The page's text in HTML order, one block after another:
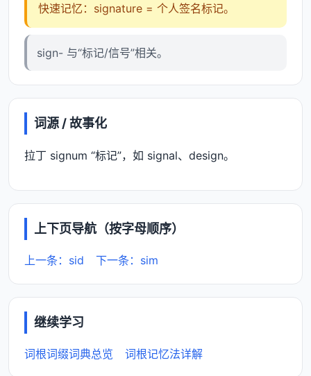
快速记忆：signature = 个人签名标记。
sign- 与“标记/信号”相关。
词源 / 故事化
拉丁 signum “标记”，如 signal、design。
上下页导航（按字母顺序）
上一条：sid 下一条：sim
继续学习
词根词缀词典总览 词根记忆法详解